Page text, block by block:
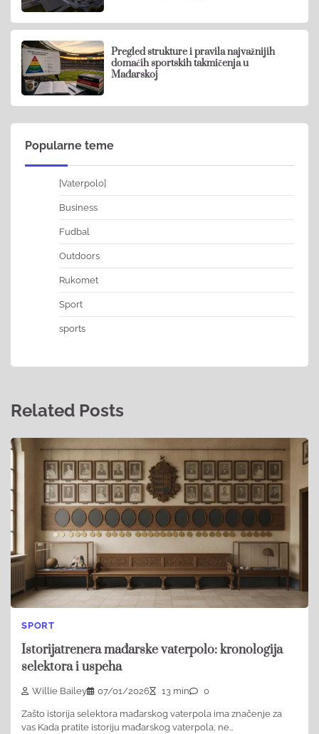
Pregled strukture i pravila najvažnijih
domaćih sportskih takmičenja u
Mađarskoj
Popularne teme
[Vaterpolo]
Business
Fudbal
Outdoors
Rukomet
Sport
sports
Related Posts
SPORT
Istorijatrenera mađarske vaterpolo: kronologija
selektora i uspeha
Willie Bailey 07/01/2026 13 min 0
Zašto istorija selektora mađarskog vaterpola ima značenje za
vas Kada pratite istoriju mađarskog vaterpola, ne…